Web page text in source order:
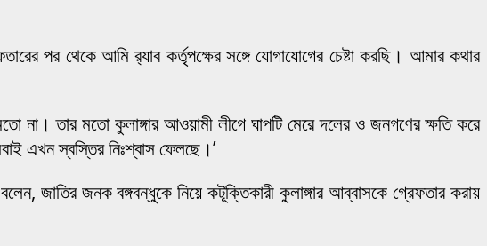
পর থেকে আমি র‌্যাব কর্তৃপক্ষের সঙ্গে যোগাযোগের চেষ্টা করছি। আমার কথার
না। তার মতো কুলাঙ্গার আওয়ামী লীগে ঘাপটি মেরে দলের ও জনগণের ক্ষতি করে
এখন স্বস্তির নিঃশ্বাস ফেলছে।’
জাতির জনক বঙ্গবন্ধুকে নিয়ে কটূক্তিকারী কুলাঙ্গার আব্বাসকে গ্রেফতার করায়